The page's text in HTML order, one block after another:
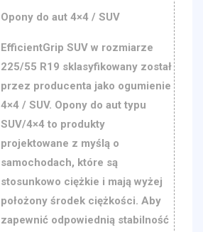
Opony do aut 4×4 / SUV
EfficientGrip SUV w rozmiarze
225/55 R19 sklasyfikowany został
przez producenta jako ogumienie
4×4 / SUV. Opony do aut typu
SUV/4×4 to produkty
projektowane z myślą o
samochodach, które są
stosunkowo ciężkie i mają wyżej
położony środek ciężkości. Aby
zapewnić odpowiednią stabilność